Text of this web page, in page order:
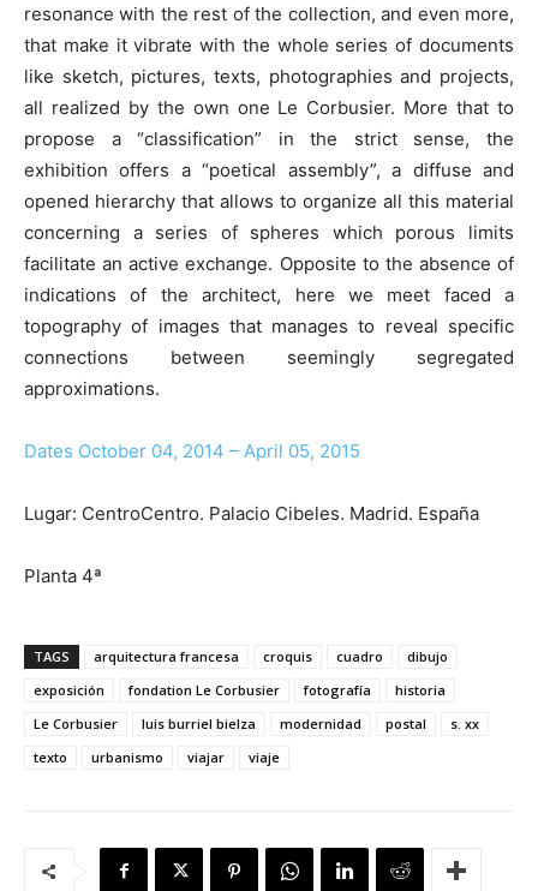
resonance with the rest of the collection, and even more,
that make it vibrate with the whole series of documents
like sketch, pictures, texts, photographies and projects,
all realized by the own one Le Corbusier. More that to
propose a “classification” in the strict sense, the
exhibition offers a “poetical assembly”, a diffuse and
opened hierarchy that allows to organize all this material
concerning a series of spheres which porous limits
facilitate an active exchange. Opposite to the absence of
indications of the architect, here we meet faced a
topography of images that manages to reveal specific
connections between seemingly segregated
approximations.
Dates October 04, 2014 – April 05, 2015
Lugar: CentroCentro. Palacio Cibeles. Madrid. España
Planta 4ª
TAGS arquitectura francesa croquis cuadro
dibujo
exposición
fondation Le Corbusier fotografía
historia
Le Corbusier
luis burriel bielza modernidad postal
s. xx
texto
urbanismo viajar viaje